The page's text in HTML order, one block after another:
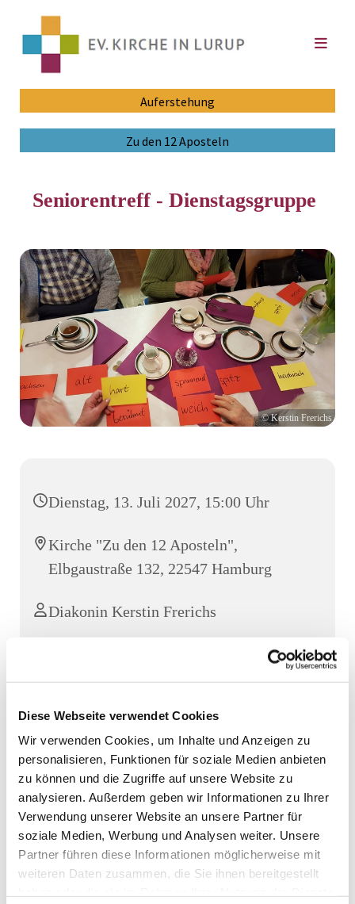
Diese Webseite verwendet Cookies
Wir verwenden Cookies, um Inhalte und Anzeigen zu
personalisieren, Funktionen für soziale Medien anbieten
zu können und die Zugriffe auf unsere Website zu
analysieren. Außerdem geben wir Informationen zu Ihrer
Verwendung unserer Website an unsere Partner für
soziale Medien, Werbung und Analysen weiter. Unsere
Partner führen diese Informationen möglicherweise mit
weiteren Daten zusammen, die Sie ihnen bereitgestellt
Auferstehung
Zu den 12 Aposteln
Seniorentreff - Dienstagsgruppe
© Kerstin Frerichs
Dienstag, 13. Juli 2027, 15:00 Uhr
Kirche "Zu den 12 Aposteln",
Elbgaustraße 132, 22547 Hamburg
Diakonin Kerstin Frerichs
zum Kaffeetrinken, Klönen und Austauschen über ein
Thema - von Heidi Kabel, über die Kartoffel bis hin zur
Elbphilharmonie kommen alle möglichen Themen auf
den Tisch. Mit viel Spaß und unterschiedlichsten
Methoden. Herzlich willkommen!